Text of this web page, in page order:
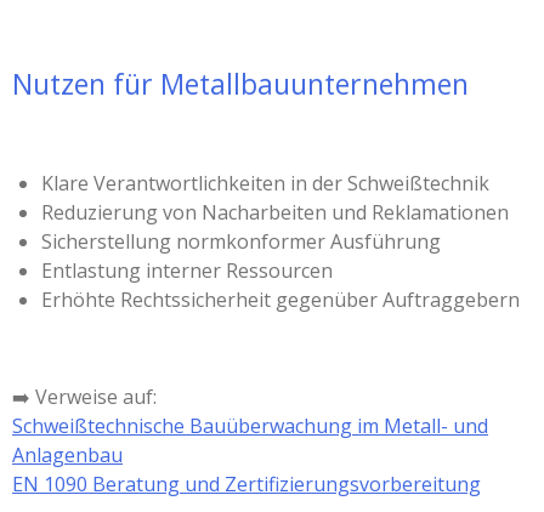
Nutzen für Metallbauunternehmen
Klare Verantwortlichkeiten in der Schweißtechnik
Reduzierung von Nacharbeiten und Reklamationen
Sicherstellung normkonformer Ausführung
Entlastung interner Ressourcen
Erhöhte Rechtssicherheit gegenüber Auftraggebern
➡️ Verweise auf:
Schweißtechnische Bauüberwachung im Metall- und
Anlagenbau
EN 1090 Beratung und Zertifizierungsvorbereitung